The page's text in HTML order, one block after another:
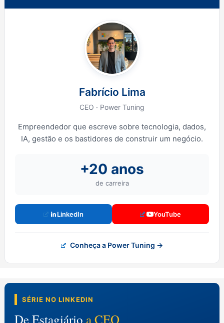
Fabrício Lima
CEO · Power Tuning
Empreendedor que escreve sobre tecnologia, dados,
IA, gestão e os bastidores de construir um negócio.
+20 anos
de carreira
LinkedIn YouTube
Conheça a Power Tuning →
SÉRIE NO LINKEDIN
De Estagiário a CEO